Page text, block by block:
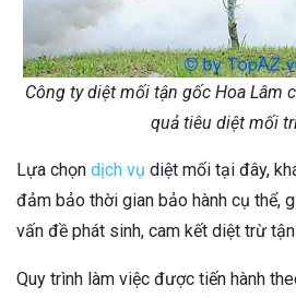
Công ty diệt mối tận gốc Hoa Lâm
quả tiêu diệt mối
Lựa chọn dịch vụ diệt mối tại đây,
đảm bảo thời gian bảo hành cụ thể,
vấn đề phát sinh, cam kết diệt trừ
Quy trình làm việc được tiến hành